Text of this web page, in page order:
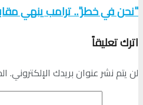
"نحن في خطر".. ترامب ينهي
اترك تعليقاً
لن يتم نشر عنوان بريدك الإلكتروني.